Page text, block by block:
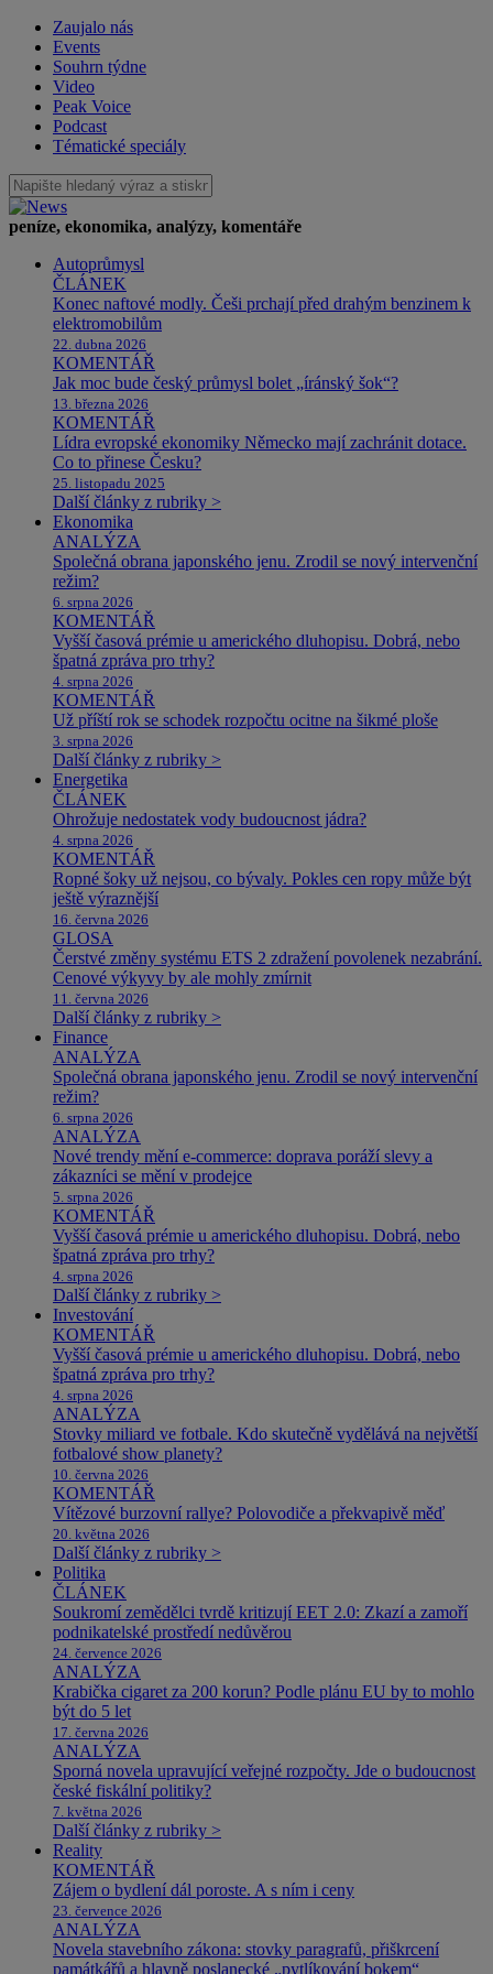
Zaujalo nás
Events
Souhrn týdne
Video
Peak Voice
Podcast
Tématické speciály
peníze, ekonomika, analýzy, komentáře
Autoprůmysl
ČLÁNEK
Konec naftové modly. Češi prchají před drahým benzinem k
elektromobilům
22. dubna 2026
KOMENTÁŘ
Jak moc bude český průmysl bolet „íránský šok“?
13. března 2026
KOMENTÁŘ
Lídra evropské ekonomiky Německo mají zachránit dotace.
Co to přinese Česku?
25. listopadu 2025
Další články z rubriky >
Ekonomika
ANALÝZA
Společná obrana japonského jenu. Zrodil se nový intervenční
režim?
6. srpna 2026
KOMENTÁŘ
Vyšší časová prémie u amerického dluhopisu. Dobrá, nebo
špatná zpráva pro trhy?
4. srpna 2026
KOMENTÁŘ
Už příští rok se schodek rozpočtu ocitne na šikmé ploše
3. srpna 2026
Další články z rubriky >
Energetika
ČLÁNEK
Ohrožuje nedostatek vody budoucnost jádra?
4. srpna 2026
KOMENTÁŘ
Ropné šoky už nejsou, co bývaly. Pokles cen ropy může být
ještě výraznější
16. června 2026
GLOSA
Čerstvé změny systému ETS 2 zdražení povolenek nezabrání.
Cenové výkyvy by ale mohly zmírnit
11. června 2026
Další články z rubriky >
Finance
ANALÝZA
Společná obrana japonského jenu. Zrodil se nový intervenční
režim?
6. srpna 2026
ANALÝZA
Nové trendy mění e-commerce: doprava poráží slevy a
zákazníci se mění v prodejce
5. srpna 2026
KOMENTÁŘ
Vyšší časová prémie u amerického dluhopisu. Dobrá, nebo
špatná zpráva pro trhy?
4. srpna 2026
Další články z rubriky >
Investování
KOMENTÁŘ
Vyšší časová prémie u amerického dluhopisu. Dobrá, nebo
špatná zpráva pro trhy?
4. srpna 2026
ANALÝZA
Stovky miliard ve fotbale. Kdo skutečně vydělává na největší
fotbalové show planety?
10. června 2026
KOMENTÁŘ
Vítězové burzovní rallye? Polovodiče a překvapivě měď
20. května 2026
Další články z rubriky >
Politika
ČLÁNEK
Soukromí zemědělci tvrdě kritizují EET 2.0: Zkazí a zamoří
podnikatelské prostředí nedůvěrou
24. července 2026
ANALÝZA
Krabička cigaret za 200 korun? Podle plánu EU by to mohlo
být do 5 let
17. června 2026
ANALÝZA
Sporná novela upravující veřejné rozpočty. Jde o budoucnost
české fiskální politiky?
7. května 2026
Další články z rubriky >
Reality
KOMENTÁŘ
Zájem o bydlení dál poroste. A s ním i ceny
23. července 2026
ANALÝZA
Novela stavebního zákona: stovky paragrafů, přiškrcení
památkářů a hlavně poslanecké „pytlíkování bokem“